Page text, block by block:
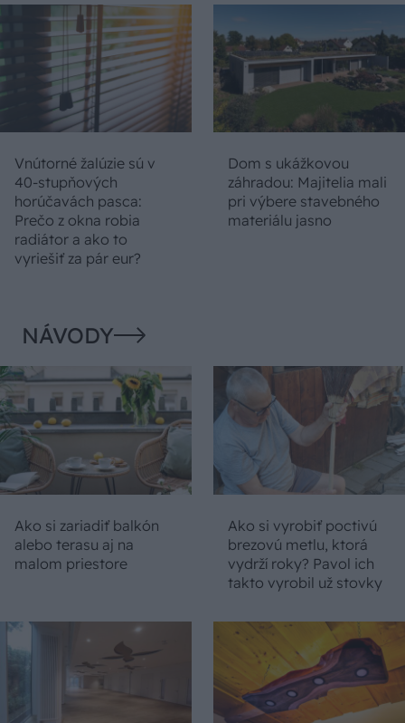
Vnútorné žalúzie sú v
40-stupňových
horúčavách pasca:
Prečo z okna robia
radiátor a ako to
vyriešiť za pár eur?
Dom s ukážkovou
záhradou: Majitelia mali
pri výbere stavebného
materiálu jasno
NÁVODY
Ako si zariadiť balkón
alebo terasu aj na
malom priestore
Ako si vyrobiť poctivú
brezovú metlu, ktorá
vydrží roky? Pavol ich
takto vyrobil už stovky